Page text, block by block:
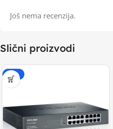
Još nema recenzija.
Slični proizvodi
-20%